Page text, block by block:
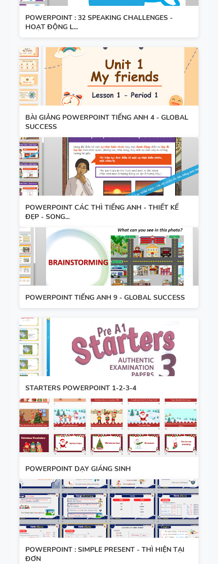
4 -
CAMBRIDG
SPEAKING
WHEEL -
TIẾNG ANH
5 - GLOBAL
SUCCESS
BẢNG
WORD
FORM
THEO TỪNG
UNIT ( CÓ
MỞ RỘNG )
TẮT NGỮ
PHÁP -
TIẾNG ANH
6 - GLOBAL
SUCCESS -
HỌC KỲ 1 -
TÍNH TỪ
ĐUÔI _ING
VÀ _ED - CÓ
ĐÁP ÁN
POWERPOINT : 32 SPEAKING CHALLENGES -
HOẠT ĐỘNG L...
BÀI GIẢNG POWERPOINT TIẾNG ANH 4 - GLOBAL
SUCCESS
POWERPOINT CÁC THÌ TIẾNG ANH - THIẾT KẾ
ĐẸP - SONG...
POWERPOINT TIẾNG ANH 9 - GLOBAL SUCCESS
STARTERS POWERPOINT 1-2-3-4
POWERPOINT DẠY GIÁNG SINH
POWERPOINT : SIMPLE PRESENT - THÌ HIỆN TẠI
ĐƠN